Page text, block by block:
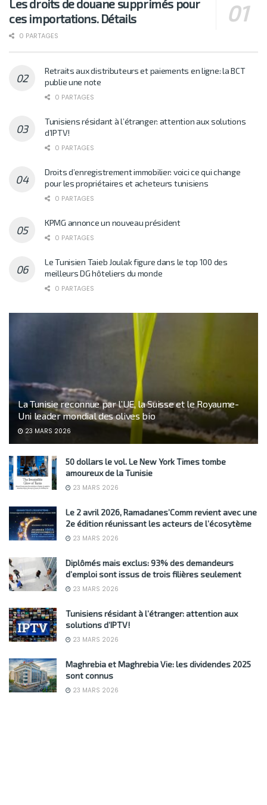
Les droits de douane supprimés pour
ces importations. Détails
0 PARTAGES
Retraits aux distributeurs et paiements en ligne: la BCT
publie une note
0 PARTAGES
Tunisiens résidant à l’étranger: attention aux solutions
d’IPTV!
0 PARTAGES
Droits d’enregistrement immobilier: voici ce qui change
pour les propriétaires et acheteurs tunisiens
0 PARTAGES
KPMG annonce un nouveau président
0 PARTAGES
Le Tunisien Taieb Joulak figure dans le top 100 des
meilleurs DG hôteliers du monde
0 PARTAGES
La Tunisie reconnue par l’UE, la Suisse et le Royaume-
Uni leader mondial des olives bio
23 MARS 2026
50 dollars le vol. Le New York Times tombe
amoureux de la Tunisie
23 MARS 2026
Le 2 avril 2026, Ramadanes’Comm revient avec une
2e édition réunissant les acteurs de l’écosytème
23 MARS 2026
Diplômés mais exclus: 93% des demandeurs
d’emploi sont issus de trois filières seulement
23 MARS 2026
Tunisiens résidant à l’étranger: attention aux
solutions d’IPTV!
23 MARS 2026
Maghrebia et Maghrebia Vie: les dividendes 2025
sont connus
23 MARS 2026